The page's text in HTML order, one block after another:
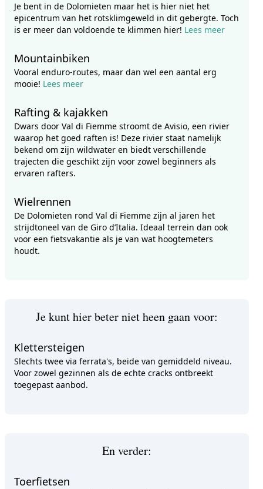
Je bent in de Dolomieten maar het is hier niet het
epicentrum van het rotsklimgeweld in dit gebergte. Toch
is er meer dan voldoende te klimmen hier! Lees meer
Mountainbiken
Vooral enduro-routes, maar dan wel een aantal erg
mooie! Lees meer
Rafting & kajakken
Dwars door Val di Fiemme stroomt de Avisio, een rivier
waarop het goed raften is! Deze rivier staat namelijk
bekend om zijn wildwater en biedt verschillende
trajecten die geschikt zijn voor zowel beginners als
ervaren rafters.
Wielrennen
De Dolomieten rond Val di Fiemme zijn al jaren het
strijdtoneel van de Giro d’Italia. Ideaal terrein dan ook
voor een fietsvakantie als je van wat hoogtemeters
houdt.
Je kunt hier beter niet heen gaan voor:
Klettersteigen
Slechts twee via ferrata's, beide van gemiddeld niveau.
Voor zowel gezinnen als de echte cracks ontbreekt
toegepast aanbod.
En verder:
Toerfietsen